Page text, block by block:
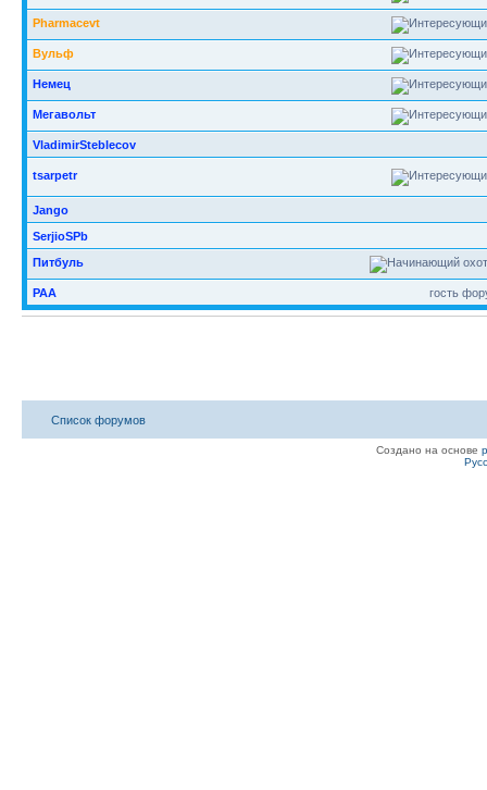
Pharmacevt
Вульф
Немец
Мегавольт
VladimirSteblecov
tsarpetr
Jango
SerjioSPb
Питбуль
гость
РАА
Список форумов
Создано на основе